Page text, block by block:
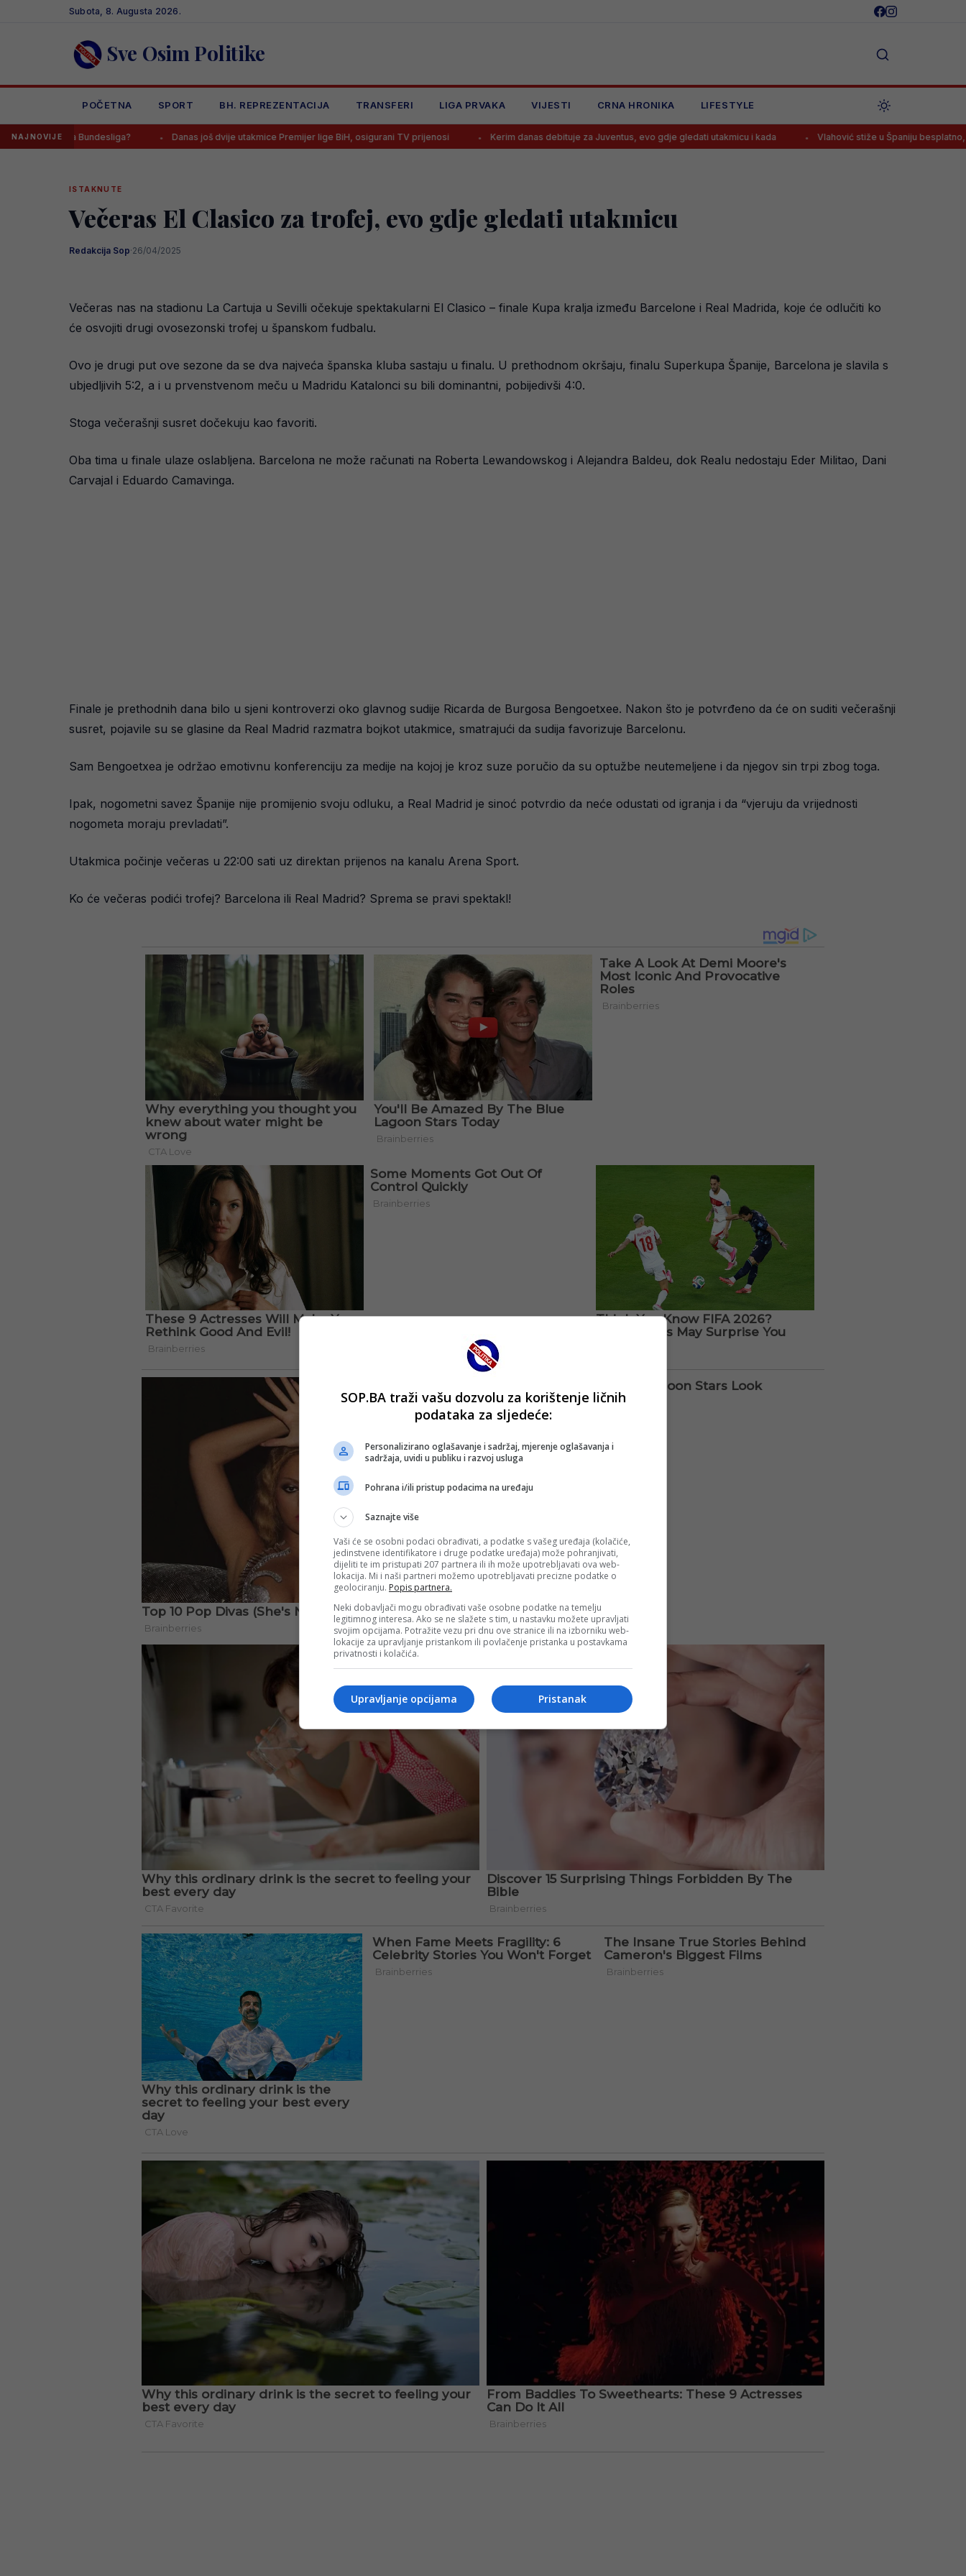
Subota, 8. Augusta 2026.
Sve Osim Politike
POČETNA SPORT BH. REPREZENTACIJA TRANSFERI LIGA PRVAKA VIJESTI CRNA HRONIKA LIFESTYLE
NAJNOVIJE
Bundesliga? Danas još dvije utakmice Premijer lige BiH, osigurani TV prijenosi Kerim danas debituje za Juventus, evo gdje gledati utakmicu i kada Vlahović stiže u Španiju besplatno, ali ne u
ISTAKNUTE
Večeras El Clasico za trofej, evo gdje gledati utakmicu
Redakcija Sop·26/04/2025
Večeras nas na stadionu La Cartuja u Sevilli očekuje spektakularni El Clasico – finale Kupa kralja između Barcelone i Real Madrida, koje će odlučiti ko
će osvojiti drugi ovosezonski trofej u španskom fudbalu.
Ovo je drugi put ove sezone da se dva najveća španska kluba sastaju u finalu. U prethodnom okršaju, finalu Superkupa Španije, Barcelona je slavila s
ubjedljivih 5:2, a i u prvenstvenom meču u Madridu Katalonci su bili dominantni, pobijedivši 4:0.
Stoga večerašnji susret dočekuju kao favoriti.
Oba tima u finale ulaze oslabljena. Barcelona ne može računati na Roberta Lewandowskog i Alejandra Baldeu, dok Realu nedostaju Eder Militao, Dani
Carvajal i Eduardo Camavinga.
Finale je prethodnih dana bilo u sjeni kontroverzi oko glavnog sudije Ricarda de Burgosa Bengoetxee. Nakon što je potvrđeno da će on suditi večerašnji
susret, pojavile su se glasine da Real Madrid razmatra bojkot utakmice, smatrajući da sudija favorizuje Barcelonu.
Sam Bengoetxea je održao emotivnu konferenciju za medije na kojoj je kroz suze poručio da su optužbe neutemeljene i da njegov sin trpi zbog toga.
Ipak, nogometni savez Španije nije promijenio svoju odluku, a Real Madrid je sinoć potvrdio da neće odustati od igranja i da “vjeruju da vrijednosti
nogometa moraju prevladati”.
Utakmica počinje večeras u 22:00 sati uz direktan prijenos na kanalu Arena Sport.
Ko će večeras podići trofej? Barcelona ili Real Madrid? Sprema se pravi spektakl!
SOP.BA traži vašu dozvolu za korištenje ličnih
podataka za sljedeće:
Personalizirano oglašavanje i sadržaj, mjerenje oglašavanja i
sadržaja, uvidi u publiku i razvoj usluga
Pohrana i/ili pristup podacima na uređaju
Saznajte više
Vaši će se osobni podaci obrađivati, a podatke s vašeg uređaja (kolačiće,
jedinstvene identifikatore i druge podatke uređaja) može pohranjivati,
dijeliti te im pristupati 207 partnera ili ih može upotrebljavati ova web-
lokacija. Mi i naši partneri možemo upotrebljavati precizne podatke o
geolociranju. Popis partnera.
Neki dobavljači mogu obrađivati vaše osobne podatke na temelju
legitimnog interesa. Ako se ne slažete s tim, u nastavku možete upravljati
svojim opcijama. Potražite vezu pri dnu ove stranice ili na izborniku web-
lokacije za upravljanje pristankom ili povlačenje pristanka u postavkama
privatnosti i kolačića.
Pristanak
Upravljanje opcijama